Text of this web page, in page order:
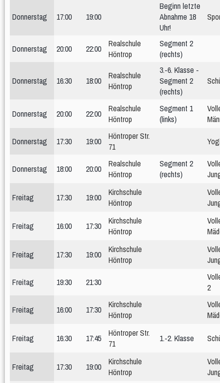
Donnerstag 17:00 19:00
Beginn letzte
Abnahme 18
Uhr!
Donnerstag 20:00 22:00
Realschule
Höntrop
Segment 2
(rechts)
Donnerstag 16:30 18:00
Realschule
Höntrop
3.-6. Klasse -
Segment 2
(rechts)
Donnerstag 20:00 22:00
Realschule
Höntrop
Segment 1
(links)
Donnerstag 17:30 19:00
Höntroper Str.
71
Donnerstag 18:00 20:00
Realschule
Höntrop
Segment 2
(rechts)
Freitag 17:30 19:00
Kirchschule
Höntrop
Freitag 16:00 17:30
Kirchschule
Höntrop
Freitag 17:30 19:00
Kirchschule
Höntrop
Freitag 19:30 21:30
2
Freitag 16:00 17:30
Kirchschule
Höntrop
Freitag 16:30 17:45
Höntroper Str.
71
1.-2. Klasse
Freitag 17:30 19:00
Kirchschule
Höntrop